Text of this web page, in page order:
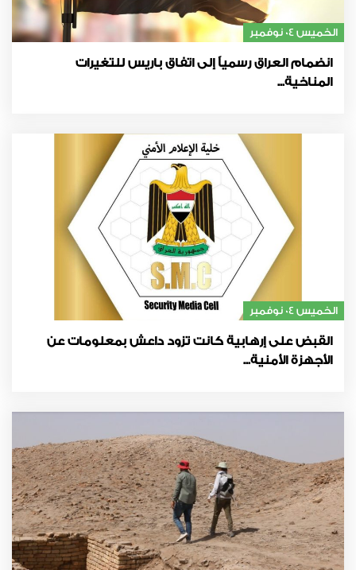
الخميس 04 نوفمبر
انضمام العراق رسمياً إلى اتفاق باريس للتغيرات
المناخية...
الخميس 04 نوفمبر
القبض على إرهابية كانت تزود داعش بمعلومات عن
الأجهزة الأمنية...